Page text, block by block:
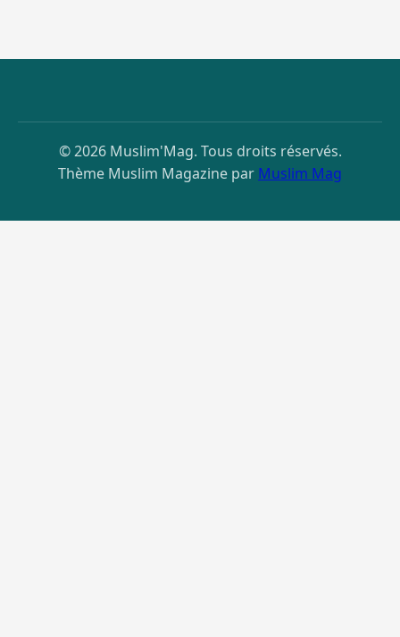
© 2026 Muslim'Mag. Tous droits réservés.
Thème Muslim Magazine par Muslim Mag